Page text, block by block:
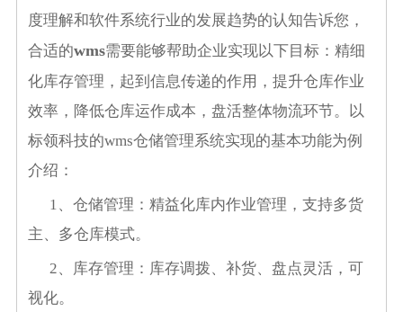
度理解和软件系统行业的发展趋势的认知告诉您，
合适的wms需要能够帮助企业实现以下目标：精细
化库存管理，起到信息传递的作用，提升仓库作业
效率，降低仓库运作成本，盘活整体物流环节。以
标领科技的wms仓储管理系统实现的基本功能为例
介绍：
1
、仓储管理：精益化库内作业管理，支持多货
主、多仓库模式。
2 、库存管理：库存调拨、补货、盘点灵活，可
视化。